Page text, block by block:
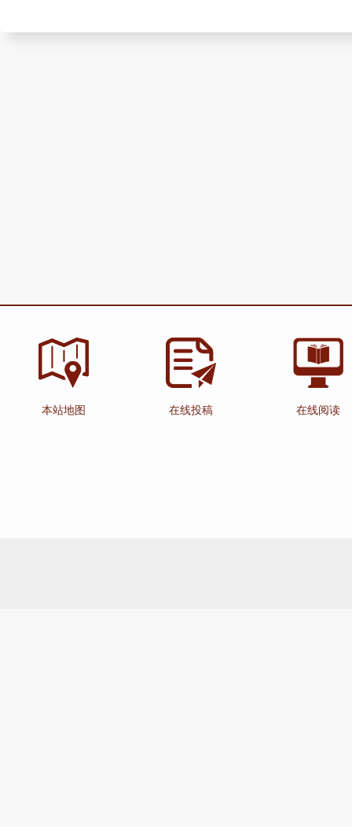
本站地图 在线投稿 在线阅读